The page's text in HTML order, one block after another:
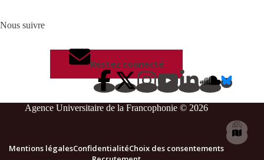
Nous suivre
Restez connecté
Agence Universitaire de la Francophonie © 2026
Mentions légalesConfidentialitéChoix des consentements